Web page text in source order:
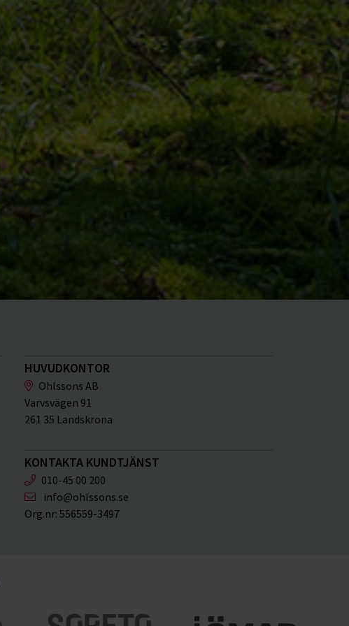
HUVUDKONTOR
Ohlssons AB
Varvsvägen 91
261 35 Landskrona
KONTAKTA KUNDTJÄNST
010-45 00 200
info@ohlssons.se
Org.nr: 556559-3497